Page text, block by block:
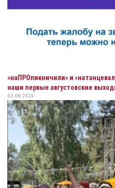
«наПРОпикничили» и
наши первые августовские
03.08.2026